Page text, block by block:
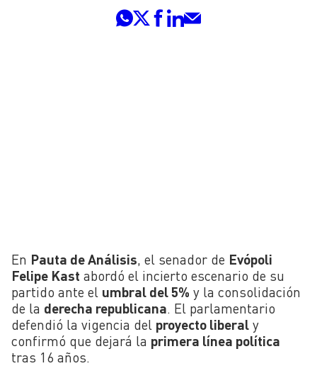
En Pauta de Análisis , el senador de Evópoli
Felipe Kast abordó el incierto escenario de su
partido ante el umbral del 5% y la consolidación
de la derecha republicana . El parlamentario
defendió la vigencia del proyecto liberal y
confirmó que dejará la primera línea política
tras 16 años.